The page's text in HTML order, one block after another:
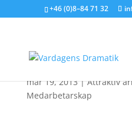
+46 (0)8–84 71 32
feedback
mar 19, 2013|Attraktiv
Medarbetarskap